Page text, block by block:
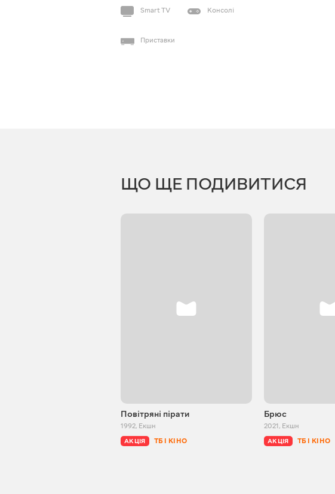
Smart TV Консолі
Приставки
ЩО ЩЕ ПОДИВИТИСЯ
Повітряні пірати
1992, Екшн
АКЦІЯ ТБ І КІНО
Брюс
2021, Екшн
АКЦІЯ ТБ І КІНО